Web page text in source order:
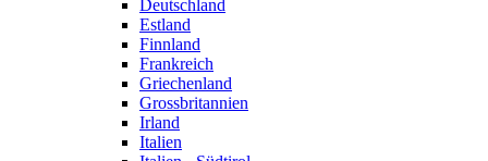
Deutschland
Estland
Finnland
Frankreich
Griechenland
Grossbritannien
Irland
Italien